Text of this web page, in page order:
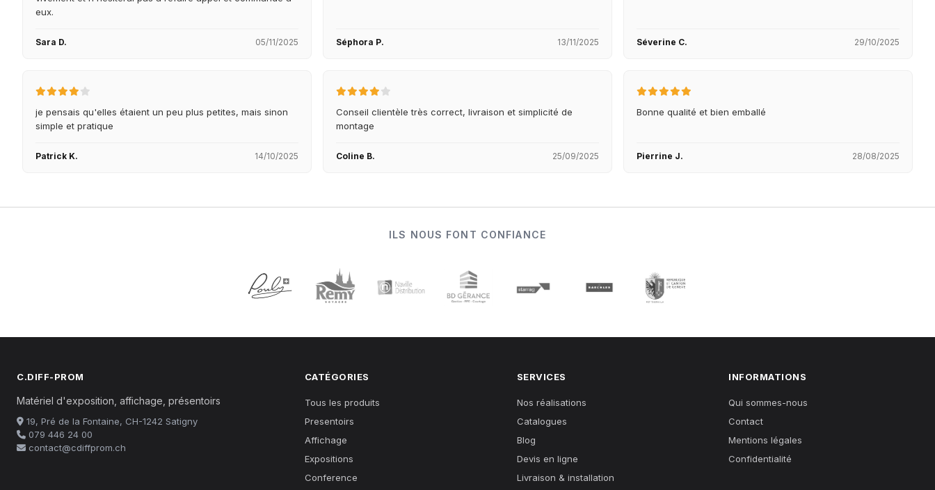
eux.
Sara D. 05/11/2025 Séphora P. 13/11/2025 Séverine C. 29/10/2025
je pensais qu'elles étaient un peu plus petites, mais sinon
simple et pratique
Patrick K. 14/10/2025
Conseil clientèle très correct, livraison et simplicité de
montage
Coline B. 25/09/2025
Bonne qualité et bien emballé
Pierrine J. 28/08/2025
ILS NOUS FONT CONFIANCE
C.DIFF-PROM
Matériel d'exposition, affichage, présentoirs
19, Pré de la Fontaine, CH-1242 Satigny
079 446 24 00
contact@cdiffprom.ch
CATÉGORIES
Tous les produits
Presentoirs
Affichage
Expositions
Conference
SERVICES
Nos réalisations
Catalogues
Blog
Devis en ligne
Livraison & installation
INFORMATIONS
Qui sommes-nous
Contact
Mentions légales
Confidentialité